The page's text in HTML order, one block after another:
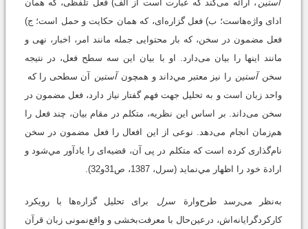
آستین ، ارائه می‌کند که عبارت‌ است از الف) فعل تلفظی، که همان
ادای واژه‌هاست؛ ب) فعل گزاره‌ای، که همان حکایت و حمل است؛ ج)
فعل مضمون در سخن، که بار محتوایی جمله مانند امر، اخبار، نهی و
مانند اینها را بیان می‌دارد. او با بیان این سه سطح فعل، در نتیجه
سخن آستین را نیز معتبر مي‌داند و همچون آستین
آن سطحی را که
واحد زبان است و به تحلیل جهت فهم گفتار نیاز دارد، فعل مضمون در
سخن می‌داند. بر اساس این نظریه، متکلم در مقام بیان، چند فعل را
هم‌زمان انجام می‌دهد. نوعی از این افعال را فعل مضمون در سخن
نام‌گذاری کرده است که متکلم در پی آن، قضیه‌ای را یادآور مي‌شود و
ارادة خود را اظهار مي‌نماید (سرل، 1387، ص31و32).
به‌نظر می‌رسد طرح‌وارة سرل
برای تحلیل گزاره‌ها با رویکرد
کارکردگرایانه‌اش، درعین‌حال با معرفت‌بخشی و واقع‌نمونی زبان قرآن